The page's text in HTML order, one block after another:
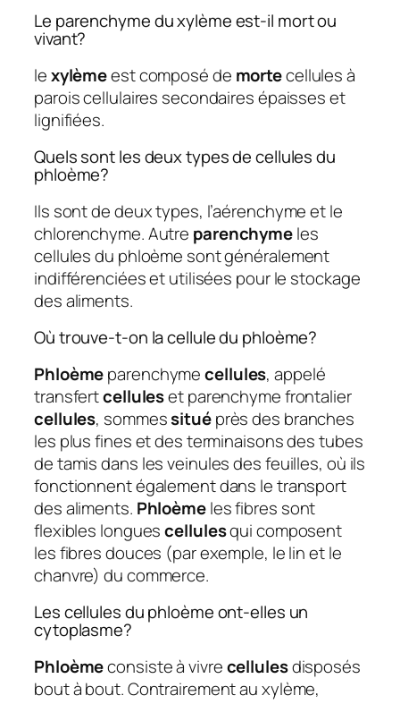
Le parenchyme du xylème est-il mort ou
vivant?
lexylèmeest composé de mortecellules à
parois cellulaires secondaires épaisses et
lignifiées.
Quels sont les deux types de cellules du
phloème?
Ils sont de deux types, l’aérenchyme et le
chlorenchyme. Autre parenchymeles
cellules du phloème sont généralement
indifférenciées et utilisées pour le stockage
des aliments.
Où trouve-t-on la cellule du phloème?
Phloèmeparenchymecellules, appelé
transfertcelluleset parenchyme frontalier
cellules, sommessituéprès des branches
les plus fines et des terminaisons des tubes
de tamis dans les veinules des feuilles, où ils
fonctionnent également dans le transport
des aliments. Phloèmeles fibres sont
flexibles longuescellulesqui composent
les fibres douces (par exemple, le lin et le
chanvre) du commerce.
Les cellules du phloème ont-elles un
cytoplasme?
Phloèmeconsiste à vivrecellulesdisposés
bout à bout. Contrairement au xylème,